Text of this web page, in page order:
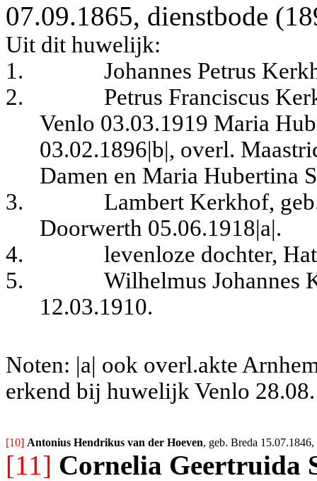
07.09.1865, dienstbode
Uit dit huwelijk:
1.
Johannes Petrus
2.
Petrus Franciscus
Venlo 03.03.1919 Maria
03.02.1896|b|, overl.
Damen en Maria Hubertina
3.
Lambert Kerkhof, geb
Doorwerth 05.06.1918|a|.
4.
levenloze dochter,
5.
Wilhelmus Johannes
12.03.1910.
Noten: |a| ook overl.akte
erkend bij huwelijk Venlo
[10] Antonius Hendrikus van der Hoeven, geb. Breda
[11] Cornelia Geertruida